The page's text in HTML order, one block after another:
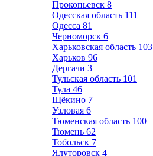
Прокопьевск 8
Одесская область 111
Одесса 81
Черноморск 6
Харьковская область 103
Харьков 96
Дергачи 3
Тульская область 101
Тула 46
Щёкино 7
Узловая 6
Тюменская область 100
Тюмень 62
Тобольск 7
Ялуторовск 4